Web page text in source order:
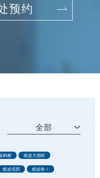
预约
全部
鹤桥 难波大国町
难波戎西 难波南Ⅰ